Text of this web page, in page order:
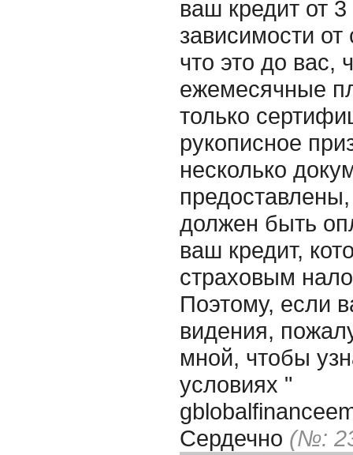
ваш кредит от
зависимости
что это до вас,
ежемесячные
только
рукописное
несколько
должен быть
ваш кредит,
страховым
Поэтому, если
видения,
мной, чтобы
условиях "
Сердечно (№: